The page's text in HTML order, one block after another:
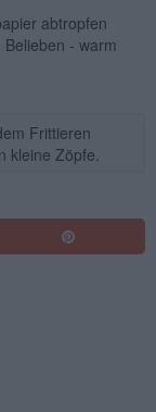
abtropfen
- warm
Frittieren
kleine Zöpfe.